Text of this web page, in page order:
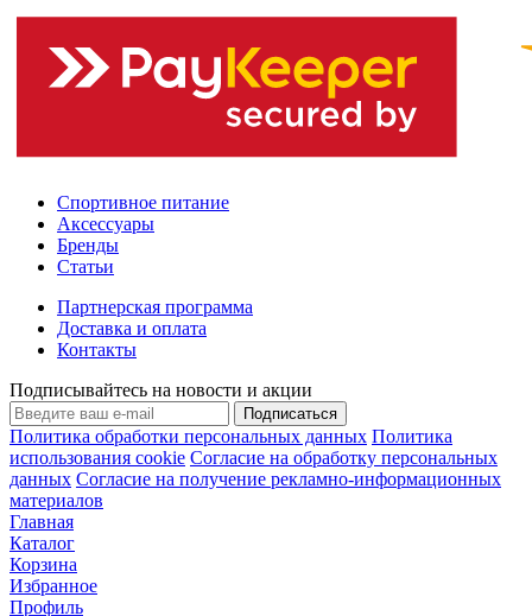
Спортивное питание
Аксессуары
Бренды
Статьи
Партнерская программа
Доставка и оплата
Контакты
Подписывайтесь на новости и акции
Подписаться
Политика обработки персональных данных Политика
использования cookie Согласие на обработку персональных
данных Согласие на получение рекламно-информационных
материалов
Главная
Каталог
Корзина
Избранное
Профиль